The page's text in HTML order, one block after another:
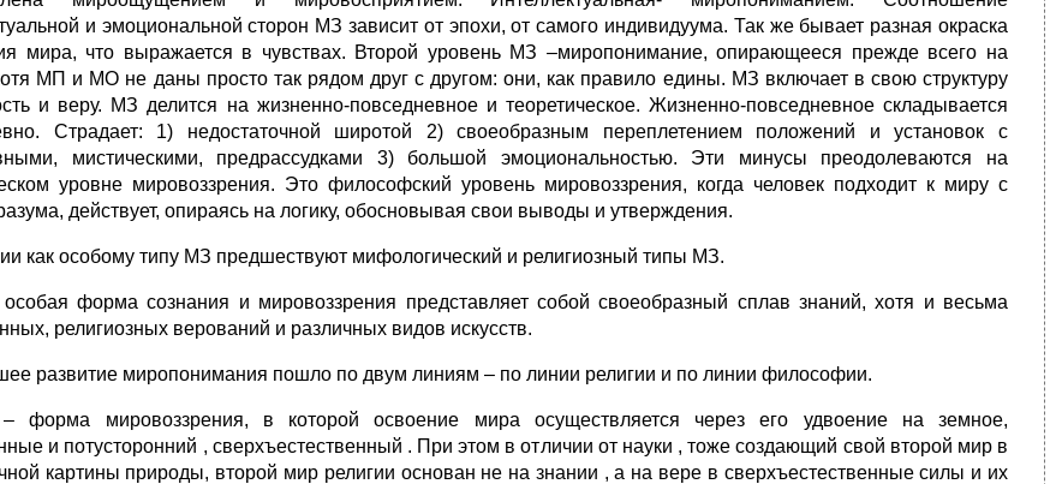
и эмоциональной сторон МЗ зависит от эпохи, от самого индивидуума. Так же бывает разная окраска
мира, что выражается в чувствах. Второй уровень МЗ –миропонимание, опирающееся прежде всего на
МП и МО не даны просто так рядом друг с другом: они, как правило едины. МЗ включает в свою структуру
и веру. МЗ делится на жизненно-повседневное и теоретическое. Жизненно-повседневное складывается
Страдает: 1) недостаточной широтой 2) своеобразным переплетением положений и установок с
мистическими, предрассудками 3) большой эмоциональностью. Эти минусы преодолеваются на
уровне мировоззрения. Это философский уровень мировоззрения, когда человек подходит к миру с
действует, опираясь на логику, обосновывая свои выводы и утверждения.
как особому типу МЗ предшествуют мифологический и религиозный типы МЗ.
форма сознания и мировоззрения представляет собой своеобразный сплав знаний, хотя и весьма
религиозных верований и различных видов искусств.
развитие миропонимания пошло по двум линиям – по линии религии и по линии философии.
– форма мировоззрения, в которой освоение мира осуществляется через его удвоение на земное,
и потусторонний , сверхъестественный . При этом в отличии от науки , тоже создающий свой второй мир в
картины природы, второй мир религии основан не на знании , а на вере в сверхъестественные силы и их